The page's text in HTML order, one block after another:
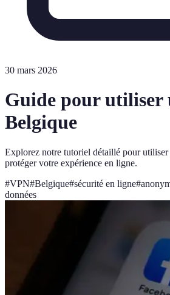
30 mars 2026
Guide pour utiliser
Belgique
Explorez notre tutoriel détaillé pour
protéger votre expérience en ligne.
#VPN#Belgique#sécurité en ligne#
données